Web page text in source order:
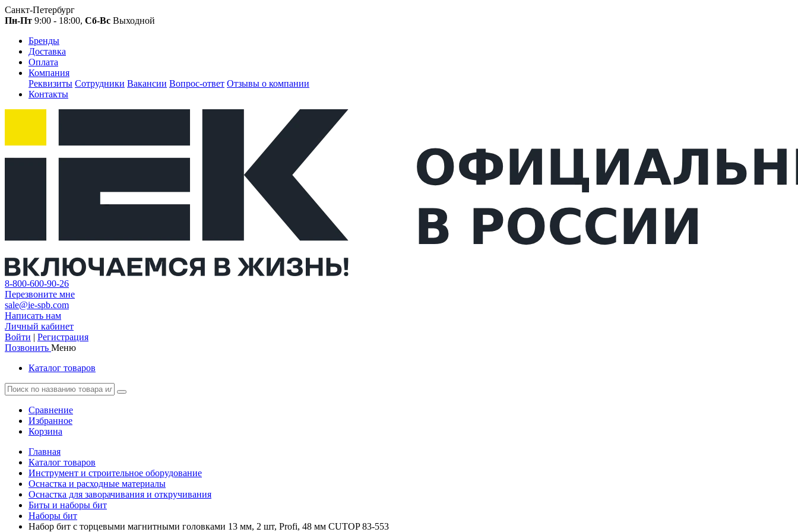
Санкт-Петербург
Пн-Пт 9:00 - 18:00, Сб-Вс Выходной
Бренды
Доставка
Оплата
Компания
Реквизиты Сотрудники Вакансии Вопрос-ответ Отзывы о компании
Контакты
8-800-600-90-26
Перезвоните мне
sale@ie-spb.com
Написать нам
Личный кабинет
Войти | Регистрация
Позвонить Меню
Каталог товаров
Сравнение
Избранное
Корзина
Главная
Каталог товаров
Инструмент и строительное оборудование
Оснастка и расходные материалы
Оснастка для заворачивания и откручивания
Биты и наборы бит
Наборы бит
Набор бит с торцевыми магнитными головками 13 мм, 2 шт, Profi, 48 мм CUTOP 83-553